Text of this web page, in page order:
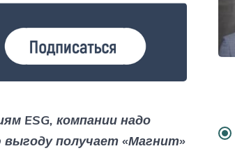
ESG, компании надо
получает «Магнит»